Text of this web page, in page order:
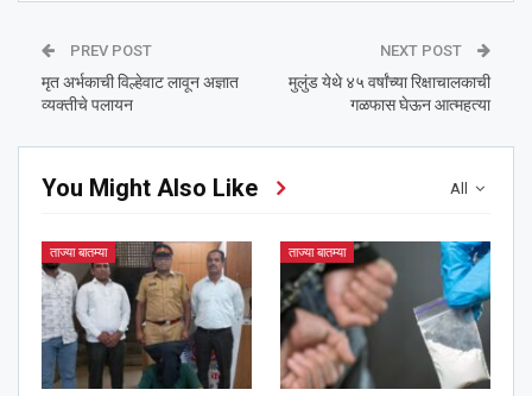
PREV POST
मृत अर्भकाची विल्हेवाट लावून अज्ञात
व्यक्तीचे पलायन
NEXT POST
मुलुंड येथे ४५ वर्षांच्या रिक्षाचालकाची
गळफास घेऊन आत्महत्या
All
You Might Also Like
ताज्या बातम्या ताज्या बातम्या